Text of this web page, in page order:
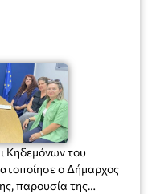
Κηδεμόνων του
ο Δήμαρχος
παρουσία της